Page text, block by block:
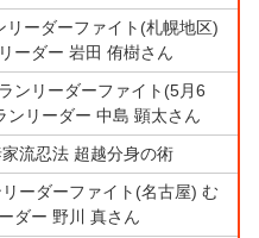
リーダーファイト(札幌地区)
ーダー 岩田 侑樹さん
ンリーダーファイト(5月6
ンリーダー 中島 顕太さん
家流忍法 超越分身の術
ーダーファイト(名古屋) む
ダー 野川 真さん